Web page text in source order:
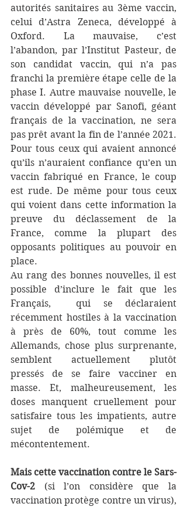
autorités sanitaires au 3ème vaccin,
celui d’Astra Zeneca, développé à
Oxford. La mauvaise, c’est
l’abandon, par l’Institut Pasteur, de
son candidat vaccin, qui n’a pas
franchi la première étape celle de la
phase I. Autre mauvaise nouvelle, le
vaccin développé par Sanofi, géant
français de la vaccination, ne sera
pas prêt avant la fin de l’année 2021.
Pour tous ceux qui avaient annoncé
qu’ils n’auraient confiance qu’en un
vaccin fabriqué en France, le coup
est rude. De même pour tous ceux
qui voient dans cette information la
preuve du déclassement de la
France, comme la plupart des
opposants politiques au pouvoir en
place.
Au rang des bonnes nouvelles, il est
possible d’inclure le fait que les
Français,  qui se déclaraient
récemment hostiles à la vaccination
à près de 60%, tout comme les
Allemands, chose plus surprenante,
semblent actuellement plutôt
pressés de se faire vacciner en
masse. Et, malheureusement, les
doses manquent cruellement pour
satisfaire tous les impatients, autre
sujet de polémique et de
mécontentement.
Mais cette vaccination contre le Sars-
Cov-2 (si l’on considère que la
vaccination protège contre un virus),